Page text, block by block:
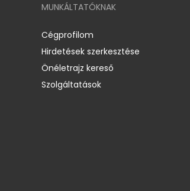
MUNKÁLTATÓKNAK
Cégprofilom
Hirdetések szerkesztése
Önéletrajz kereső
Szolgáltatások